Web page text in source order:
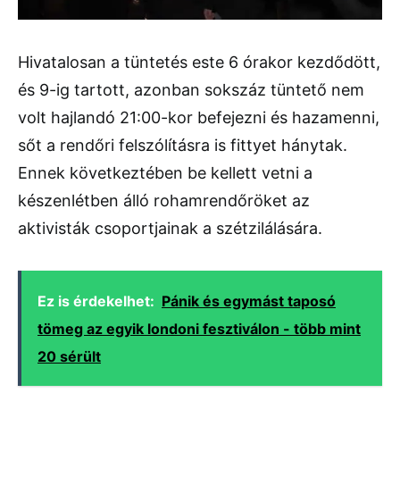
Hivatalosan a tüntetés este 6 órakor kezdődött,
és 9-ig tartott, azonban sokszáz tüntető nem
volt hajlandó 21:00-kor befejezni és hazamenni,
sőt a rendőri felszólításra is fittyet hánytak.
Ennek következtében be kellett vetni a
készenlétben álló rohamrendőröket az
aktivisták csoportjainak a szétzilálására.
Ez is érdekelhet: Pánik és egymást taposó
tömeg az egyik londoni fesztiválon - több mint
20 sérült